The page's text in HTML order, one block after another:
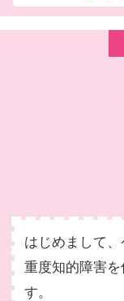
はじめまして、
重度知的障害
す。